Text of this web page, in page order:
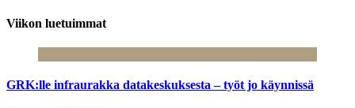
Viikon luetuimmat
GRK:lle infraurakka datakeskuksesta – työt jo käynnissä